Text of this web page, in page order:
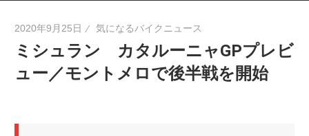
バ
2020年9月25日 気になるバイクニュース
ミシュラン カタルーニャGPプレビ
ュー／モントメロで後半戦を開始